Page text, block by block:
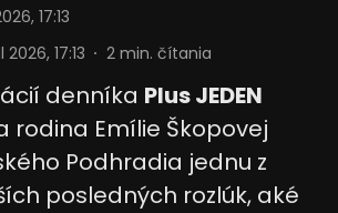
17:13
2026, 17:13 2 min. čítania
denníka Plus JEDEN
rodina Emílie Škopovej
Podhradia jednu z
posledných rozlúk, aké